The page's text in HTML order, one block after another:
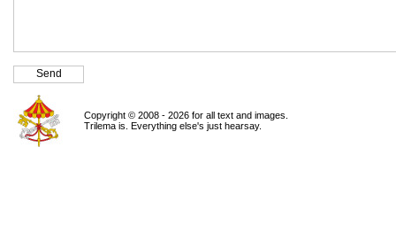
Copyright © 2008 - 2026 for all text and images.
Trilema is. Everything else's just hearsay.